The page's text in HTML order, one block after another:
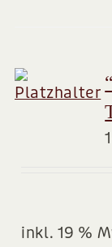
inkl. 19 %